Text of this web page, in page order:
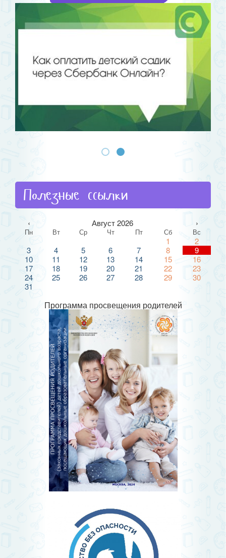
Полезные ссылки
‹ Август 2026 ›
Пн Вт Ср Чт Пт Сб Вс
1
2
3
4 5 6 7 8
9
10
11 12 13 14 15
16
17
18 19 20 21 22
23
24
25 26 27 28 29
30
31
Программа просвещения родителей